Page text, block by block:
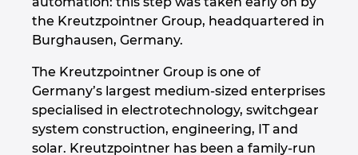
the Kreutzpointner Group, headquartered in
Burghausen, Germany.
The Kreutzpointner Group is one of
Germany’s largest medium-sized enterprises
specialised in electrotechnology, switchgear
system construction, engineering, IT and
solar. Kreutzpointner has been a family-run